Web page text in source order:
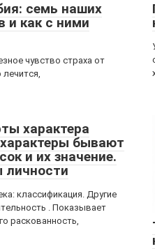
семь наших
и как с ними
чувство страха от
характера
бывают
и их значение.
личности
классификация. Другие
. Показывает
раскованность,